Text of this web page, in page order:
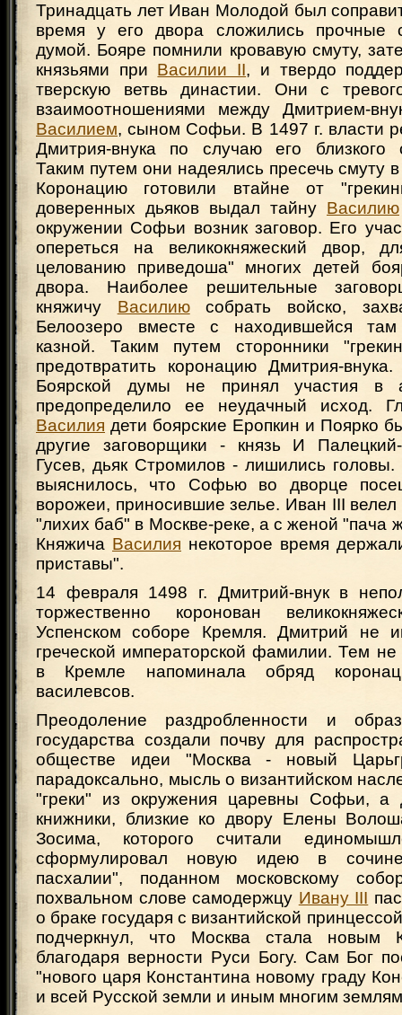
Тринадцать лет Иван Молодой был
время у его двора сложились прочные
думой. Бояре помнили кровавую смуту,
князьями при Василии II, и твердо
тверскую ветвь династии. Они с
взаимоотношениями между Дмитрием-
Василием, сыном Софьи. В 1497 г. власти
Дмитрия-внука по случаю его близкого
Таким путем они надеялись пресечь смуту
Коронацию готовили втайне от
доверенных дьяков выдал тайну Василию
окружении Софьи возник заговор. Его
опереться на великокняжеский двор,
целованию приведоша" многих детей
двора. Наиболее решительные
княжичу Василиюсобрать войско,
Белоозеро вместе с находившейся там
казной. Таким путем сторонники
предотвратить коронацию Дмитрия-
Боярской думы не принял участия в
предопределило ее неудачный исход.
Василия дети боярские Еропкин и Поярко
другие заговорщики - князь И
Гусев, дьяк Стромилов - лишились
выяснилось, что Софью во дворце
ворожеи, приносившие зелье. Иван III велел
"лихих баб" в Москве-реке, а с женой "пача
Княжича Василия некоторое время
приставы".
14 февраля 1498 г. Дмитрий-внук в
торжественно коронован
Успенском соборе Кремля. Дмитрий не
греческой императорской фамилии. Тем
в Кремле напоминала обряд
василевсов.
Преодоление раздробленности и
государства создали почву для
обществе идеи "Москва - новый
парадоксально, мысль о византийском
"греки" из окружения царевны Софьи, а
книжники, близкие ко двору Елены
Зосима, которого считали
сформулировал новую идею в
пасхалии", поданном московскому
похвальном слове самодержцу Ивану III
о браке государя с византийской
подчеркнул, что Москва стала новым
благодаря верности Руси Богу. Сам Бог
"нового царя Константина новому граду
и всей Русской земли и иным многим